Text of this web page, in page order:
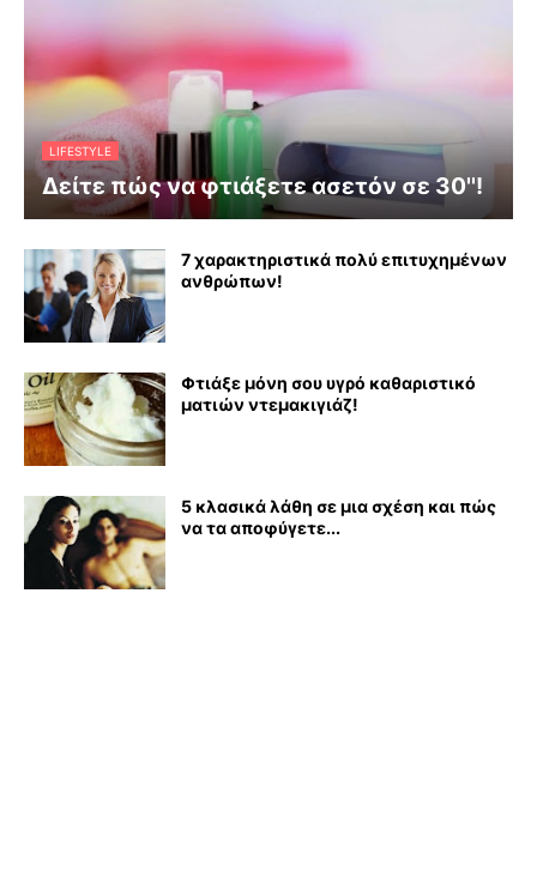
LIFESTYLE
Δείτε πώς να φτιάξετε ασετόν σε 30''!
7 χαρακτηριστικά πολύ επιτυχημένων
ανθρώπων!
Φτιάξε μόνη σου υγρό καθαριστικό
ματιών ντεμακιγιάζ!
5 κλασικά λάθη σε μια σχέση και πώς
να τα αποφύγετε...